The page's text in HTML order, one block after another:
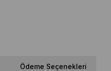
Ödeme Seçenekleri